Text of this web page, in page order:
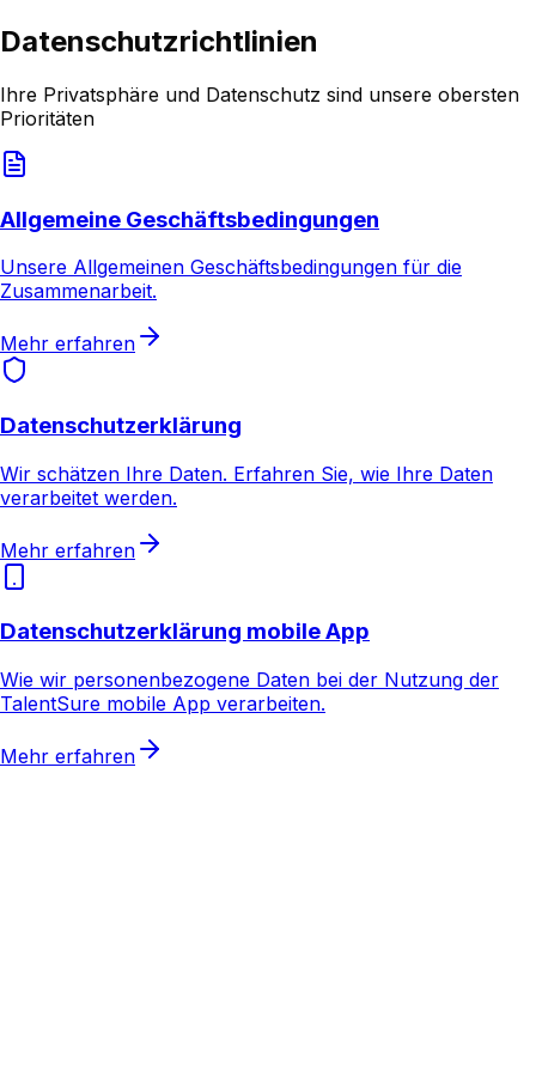
Datenschutzrichtlinien
Ihre Privatsphäre und Datenschutz sind unsere obersten
Prioritäten
Allgemeine Geschäftsbedingungen
Unsere Allgemeinen Geschäftsbedingungen für die
Zusammenarbeit.
Mehr erfahren
Datenschutzerklärung
Wir schätzen Ihre Daten. Erfahren Sie, wie Ihre Daten
verarbeitet werden.
Mehr erfahren
Datenschutzerklärung mobile App
Wie wir personenbezogene Daten bei der Nutzung der
TalentSure mobile App verarbeiten.
Mehr erfahren